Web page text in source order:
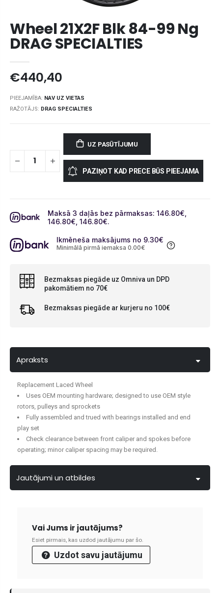
Wheel 21X2F Blk 84-99 Ng
DRAG SPECIALTIES
€440,40
PIEEJAMĪBA: NAV UZ VIETAS
RAŽOTĀJS: DRAG SPECIALTIES
UZ PASŪTĪJUMU
PAZIŅOT KAD PRECE BŪS PIEEJAMA
Maksā 3 daļās bez pārmaksas: 146.80€
146.80€ , 146.80€.
Ikmēneša maksājums no 9.30€
Minimālā pirmā iemaksa 0.00€
Bezmaksas piegāde uz Omniva un DPD
pakomātiem no 70€
Bezmaksas piegāde ar kurjeru no 100€
Apraksts
Replacement Laced Wheel
Uses OEM mounting hardware; designed to use OEM style
rotors, pulleys and sprockets
Fully assembled and trued with bearings installed and end
play set
Check clearance between front caliper and spokes before
operating; minor caliper spacing may be required.
Jautājumi un atbildes
Vai Jums ir jautājums?
Esiet pirmais, kas uzdod jautājumu par šo.
Uzdot savu jautājumu